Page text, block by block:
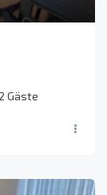
2 Gäste